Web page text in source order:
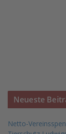
Neueste
Netto-